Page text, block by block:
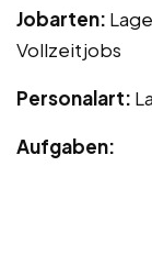
Jobarten:
Vollzeitjobs
Personalart:
Aufgaben: